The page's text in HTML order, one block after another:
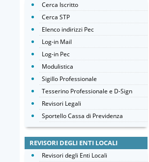
Cerca Iscritto
Cerca STP
Elenco indirizzi Pec
Log-in Mail
Log-in Pec
Modulistica
Sigillo Professionale
Tesserino Professionale e D-Sign
Revisori Legali
Sportello Cassa di Previdenza
REVISORI DEGLI ENTI LOCALI
Revisori degli Enti Locali